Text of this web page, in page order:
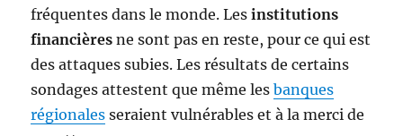
fréquentes dans le monde. Les institutions
financières ne sont pas en reste, pour ce qui est
des attaques subies. Les résultats de certains
sondages attestent que même lesbanques
régionales seraient vulnérables et à la merci de